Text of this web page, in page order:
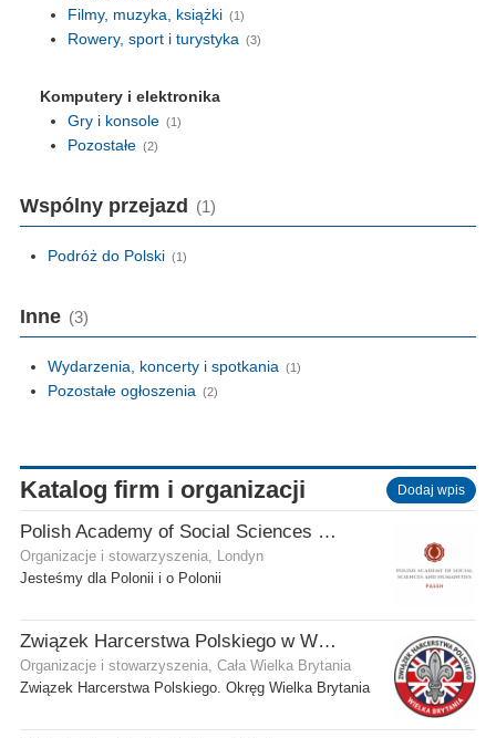
Filmy, muzyka, książki (1)
Rowery, sport i turystyka (3)
Komputery i elektronika
Gry i konsole (1)
Pozostałe (2)
Wspólny przejazd (1)
Podróż do Polski (1)
Inne (3)
Wydarzenia, koncerty i spotkania (1)
Pozostałe ogłoszenia (2)
Katalog firm i organizacji Dodaj wpis
Polish Academy of Social Sciences and Humanities Ltd
Organizacje i stowarzyszenia, Londyn
Jesteśmy dla Polonii i o Polonii
Związek Harcerstwa Polskiego w Wielkiej Brytanii
Organizacje i stowarzyszenia, Cała Wielka Brytania
Związek Harcerstwa Polskiego. Okręg Wielka Brytania